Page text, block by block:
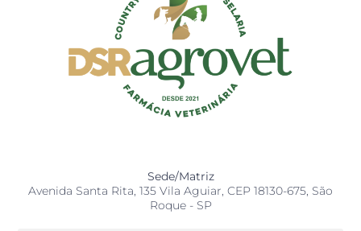
Sede/Matriz
Avenida Santa Rita, 135 Vila Aguiar, CEP 18130-675, São
Roque - SP